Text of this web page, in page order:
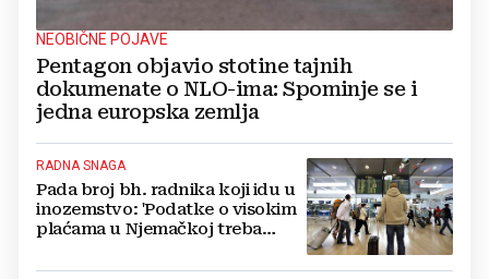
NEOBIČNE POJAVE
Pentagon objavio stotine tajnih
dokumenate o NLO-ima: Spominje se i
jedna europska zemlja
RADNA SNAGA
Pada broj bh. radnika koji idu u
inozemstvo: 'Podatke o visokim
plaćama u Njemačkoj treba